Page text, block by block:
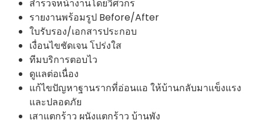
สำรวจหน้างานโดยวิศวกร
รายงานพร้อมรูป Before/After
ใบรับรอง/เอกสารประกอบ
เงื่อนไขชัดเจน โปร่งใส
ทีมบริการตอบไว
ดูแลต่อเนื่อง
แก้ไขปัญหาฐานรากที่อ่อนแอ ให้บ้านกลับมาแข็งแรง
และปลอดภัย
เสาแตกร้าว ผนังแตกร้าว บ้านพัง